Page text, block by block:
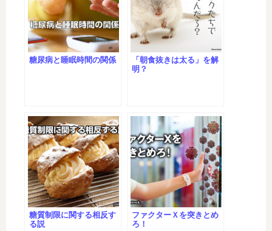
糖尿病と睡眠時間の関係
「朝食抜きは太る」を解
明？
糖質制限に関する相反す
る説
ファクターＸを突きとめ
ろ！